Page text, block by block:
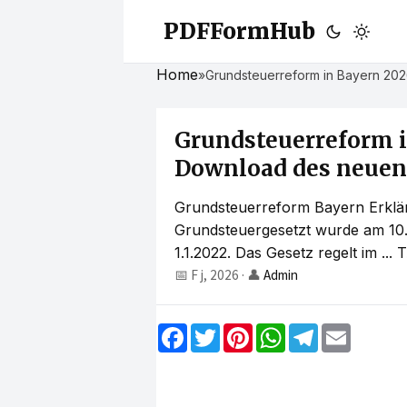
PDFFormHub
Home»Grundsteuerreform in Bayern
Grundsteuerreform
Download des
Grundsteuerreform Bayern
Grundsteuergesetzt wurde am
1.1.2022. Das Gesetz regelt im ...
📅 F j, 2026 · 👤 Admin
F
a
T
w
P
W
h
T
e